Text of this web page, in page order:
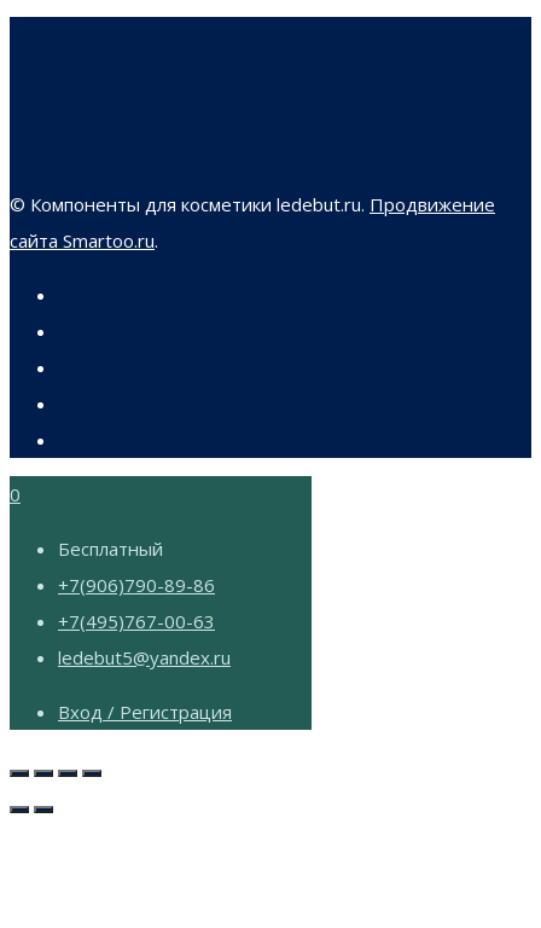
© Компоненты для косметики ledebut.ru. Продвижение
сайта Smartoo.ru.
0
Бесплатный
+7(906)790-89-86
+7(495)767-00-63
ledebut5@yandex.ru
Вход / Регистрация